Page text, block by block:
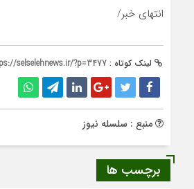
انتهای خبر/
لینک کوتاه : selselehnews.ir/?p=3477
منبع : سلسله نیوز
برچسب ها